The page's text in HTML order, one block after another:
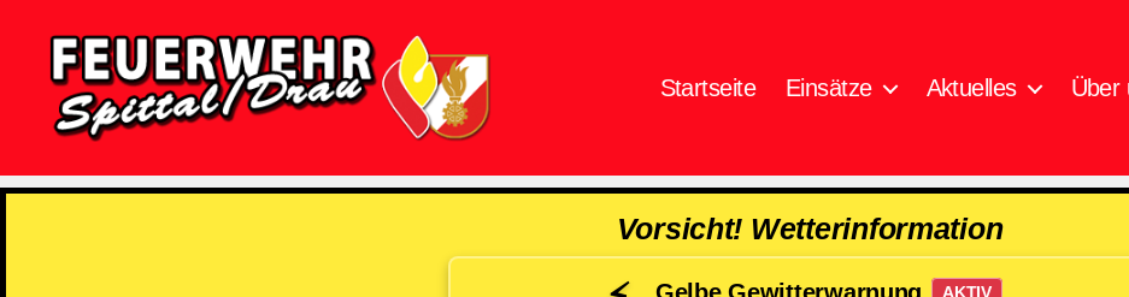
Spittal/Drau
Startseite Einsätze Aktuelles Über
Vorsicht! Wetterinformation
AKTIV